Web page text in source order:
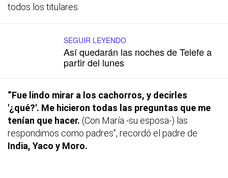
todos los titulares.
SEGUIR LEYENDO
Así quedarán las noches de Telefe a
partir del lunes
“Fue lindo mirar a los cachorros, y decirles
'¿qué?'. Me hicieron todas las preguntas que me
tenían que hacer. (Con María -su esposa-) las
respondimos como padres”, recordó el padre de
India, Yaco y Moro.